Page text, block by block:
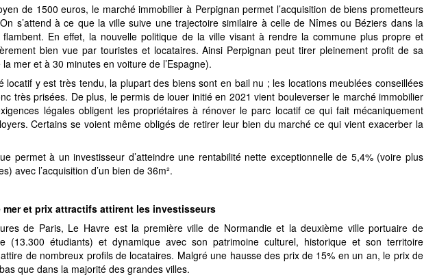
de 1500 euros, le marché immobilier à Perpignan permet l’acquisition de biens prometteurs
s’attend à ce que la ville suive une trajectoire similaire à celle de Nîmes ou Béziers dans la
En effet, la nouvelle politique de la ville visant à rendre la commune plus propre et
bien vue par touristes et locataires. Ainsi Perpignan peut tirer pleinement profit de sa
mer et à 30 minutes en voiture de l’Espagne).
locatif y est très tendu, la plupart des biens sont en bail nu ; les locations meublées conseillées
très prisées. De plus, le permis de louer initié en 2021 vient bouleverser le marché immobilier
légales obligent les propriétaires à rénover le parc locatif ce qui fait mécaniquement
Certains se voient même obligés de retirer leur bien du marché ce qui vient exacerber la
permet à un investisseur d’atteindre une rentabilité nette exceptionnelle de 5,4% (voire plus
avec l’acquisition d’un bien de 36m².
mer et prix attractifs attirent les investisseurs
de Paris, Le Havre est la première ville de Normandie et la deuxième ville portuaire de
(13.300 étudiants) et dynamique avec son patrimoine culturel, historique et son territoire
de nombreux profils de locataires. Malgré une hausse des prix de 15% en un an, le prix de
que dans la majorité des grandes villes.